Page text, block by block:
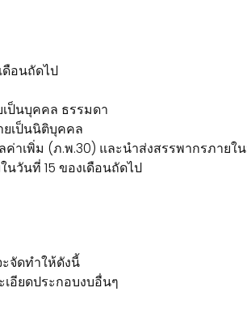
อนถัดไป
ป็นบุคคล ธรรมดา
เป็นนิติบุคคล
เพิ่ม (ภ.พ.30) และนำส่งสรรพากรภายใ
วันที่ 15 ของเดือนถัดไป
จัดทำให้ดังนี้
อียดประกอบงบอื่นๆ